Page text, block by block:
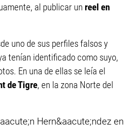
al publicar un reel en
uno de sus perfiles falsos y
tenían identificado como suyo,
En una de ellas se leía el
de Tigre, en la zona Norte del